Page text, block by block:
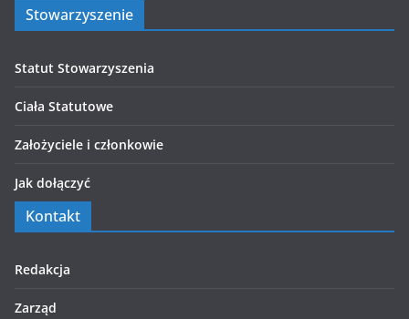
Stowarzyszenie
Statut Stowarzyszenia
Ciała Statutowe
Założyciele i członkowie
Jak dołączyć
Kontakt
Redakcja
Zarząd